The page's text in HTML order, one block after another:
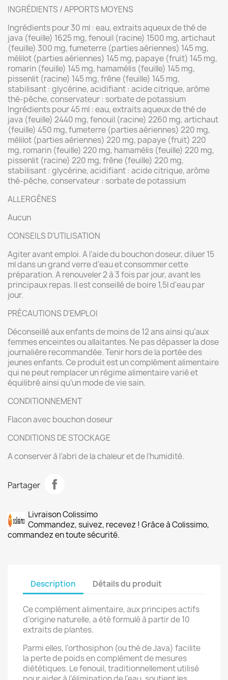
INGRÉDIENTS / APPORTS MOYENS
Ingrédients pour 30 ml : eau, extraits aqueux de thé de
java (feuille) 1625 mg, fenouil (racine) 1500 mg, artichaut
(feuille) 300 mg, fumeterre (parties aériennes) 145 mg,
mélilot (parties aériennes) 145 mg, papaye (fruit) 145 mg,
romarin (feuille) 145 mg, hamamélis (feuille) 145 mg,
pissenlit (racine) 145 mg, frêne (feuille) 145 mg,
stabilisant : glycérine, acidifiant : acide citrique, arôme
thé-pêche, conservateur : sorbate de potassium
Ingrédients pour 45 ml : eau, extraits aqueux de thé de
java (feuille) 2440 mg, fenouil (racine) 2260 mg, artichaut
(feuille) 450 mg, fumeterre (parties aériennes) 220 mg,
mélilot (parties aériennes) 220 mg, papaye (fruit) 220
mg, romarin (feuille) 220 mg, hamamélis (feuille) 220 mg,
pissenlit (racine) 220 mg, frêne (feuille) 220 mg,
stabilisant : glycérine, acidifiant : acide citrique, arôme
thé-pêche, conservateur : sorbate de potassium
ALLERGÈNES
Aucun
CONSEILS D'UTILISATION
Agiter avant emploi. A l’aide du bouchon doseur, diluer 15
ml dans un grand verre d'eau et consommer cette
préparation. A renouveler 2 à 3 fois par jour, avant les
principaux repas. Il est conseillé de boire 1,5l d'eau par
jour.
PRÉCAUTIONS D'EMPLOI
Déconseillé aux enfants de moins de 12 ans ainsi qu’aux
femmes enceintes ou allaitantes. Ne pas dépasser la dose
journalière recommandée. Tenir hors de la portée des
jeunes enfants. Ce produit est un complément alimentaire
qui ne peut remplacer un régime alimentaire varié et
équilibré ainsi qu’un mode de vie sain.
CONDITIONNEMENT
Flacon avec bouchon doseur
CONDITIONS DE STOCKAGE
A conserver à l’abri de la chaleur et de l’humidité.
Partager
Livraison Colissimo
Commandez, suivez, recevez ! Grâce à Colissimo,
commandez en toute sécurité.
Description Détails du produit
Ce complément alimentaire, aux principes actifs
d’origine naturelle, a été formulé à partir de 10
extraits de plantes.
Parmi elles, l’orthosiphon (ou thé de Java) facilite
la perte de poids en complément de mesures
diététiques. Le fenouil, traditionnellement utilisé